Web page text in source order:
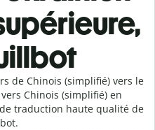
de Chinois (simplifié) vers le
Chinois (simplifié) en
traduction haute qualité de